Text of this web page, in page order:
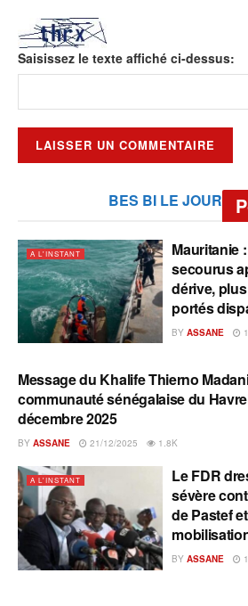
Saisissez le texte affiché ci-dessus:
BES BI LE JOUR
A L'INSTANT
Mauritanie
secourus
dérive,
portés
BY ASSANE
A L'INSTANT
Message du Khalife Thierno
communauté sénégalaise du
décembre 2025
BY ASSANE 21/12/2025 1.8K
A L'INSTANT
Le FDR
sévère
de Pastef
BY ASSANE